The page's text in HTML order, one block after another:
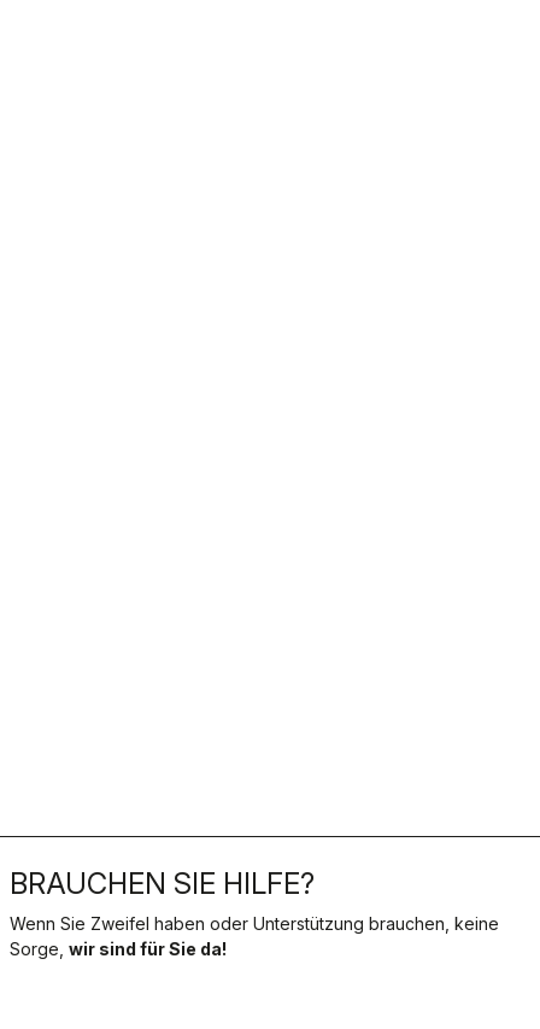
BRAUCHEN SIE HILFE?
Wenn Sie Zweifel haben oder Unterstützung brauchen, keine
Sorge, wir sind für Sie da!